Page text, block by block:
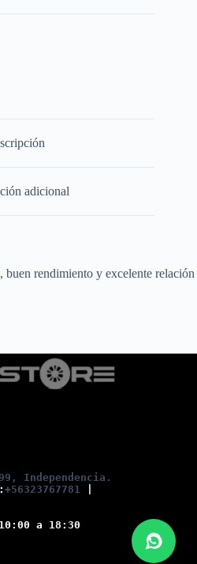
adicional
rendimiento y excelente relación
Independencia.
+56323767781
a 18:30